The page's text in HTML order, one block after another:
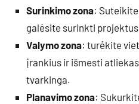
Surinkimo zona:
galėsite surinkti
Valymo zona: turėkite
įrankius ir išmesti
tvarkinga.
Planavimo zona: